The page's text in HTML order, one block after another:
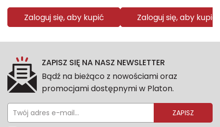
Zaloguj się, aby kupić Zaloguj się, aby kupić
ZAPISZ SIĘ NA NASZ NEWSLETTER
Bądź na bieżąco z nowościami oraz
promocjami dostępnymi w Platon.
ZAPISZ